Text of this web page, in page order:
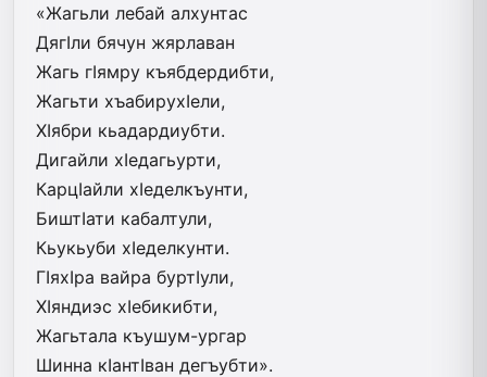
«Жагьли лебай алхунтас
ДягIли бячун жярлаван
Жагь гIямру къябдердибти,
Жагьти хъабирухIели,
ХIябри кьадардиубти.
Дигайли хIедагьурти,
КарцIайли хIеделкъунти,
БиштIати кабалтули,
Кьукьуби хIеделкунти.
ГIяхIра вайра буртIули,
ХIяндиэс хIебикибти,
Жагьтала къушум-ургар
Шинна кIантIван дегъубти».